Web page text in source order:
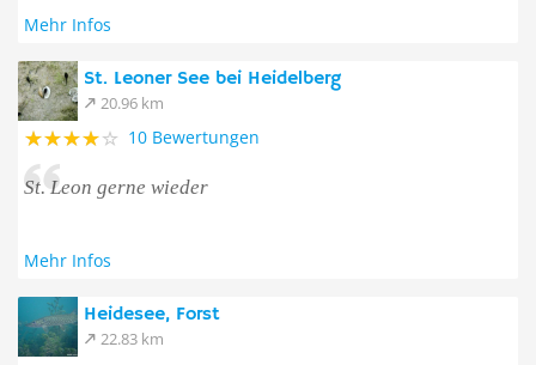
Mehr Infos
St. Leoner See bei Heidelberg
20.96 km
10 Bewertungen
St. Leon gerne wieder
Mehr Infos
Heidesee, Forst
22.83 km